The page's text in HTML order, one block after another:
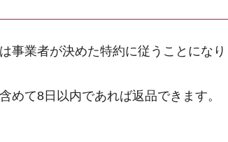
事業者が決めた特約に従うことにな
めて8日以内であれば返品できます。